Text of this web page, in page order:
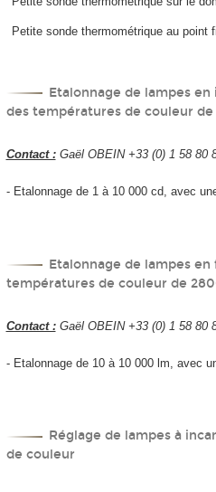
Petite sonde thermométrique au point
Etalonnage de lampes
des températures de couleur
Contact :Gaël OBEIN +33 (0) 1 58 80
- Etalonnage de 1 à 10 000 cd, avec
Etalonnage de lampes
températures de couleur de
Contact :Gaël OBEIN +33 (0) 1 58 80
- Etalonnage de 10 à 10 000 lm, avec
Réglage de lampes à
de couleur